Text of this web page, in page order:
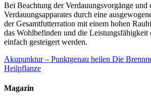
Bei Beachtung der Verdauungsvorgänge und
Verdauungsapparates durch eine
der Gesamtfutterration mit einem hohen
das Wohlbefinden und die Leistungsfähigkeit
einfach gesteigert werden.
Akupunktur – Punktgenau heilen Die
Heilpflanze
Magazin